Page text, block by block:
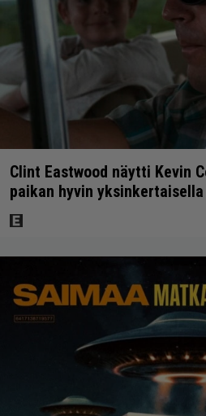
Clint Eastwood näytti Kevin
paikan hyvin